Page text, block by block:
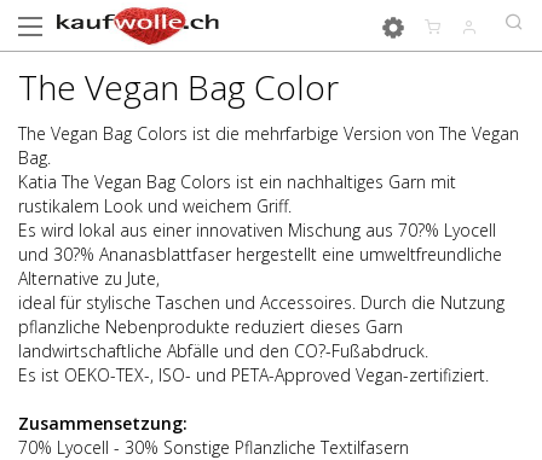
The Vegan Bag Color
The Vegan Bag Colors ist die mehrfarbige Version von The Vegan
Bag.
Katia The Vegan Bag Colors ist ein nachhaltiges Garn mit
rustikalem Look und weichem Griff.
Es wird lokal aus einer innovativen Mischung aus 70?% Lyocell
und 30?% Ananasblattfaser hergestellt eine umweltfreundliche
Alternative zu Jute,
ideal für stylische Taschen und Accessoires. Durch die Nutzung
pflanzliche Nebenprodukte reduziert dieses Garn
landwirtschaftliche Abfälle und den CO?-Fußabdruck.
Es ist OEKO-TEX-, ISO- und PETA-Approved Vegan-zertifiziert.
Zusammensetzung:
70% Lyocell - 30% Sonstige Pflanzliche Textilfasern